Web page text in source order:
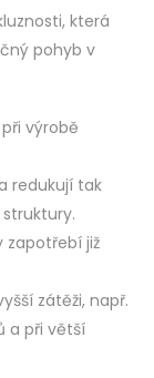
která
pohyb v
výrobě
redukují tak
zapotřebí již
zátěži, např.
a při větší